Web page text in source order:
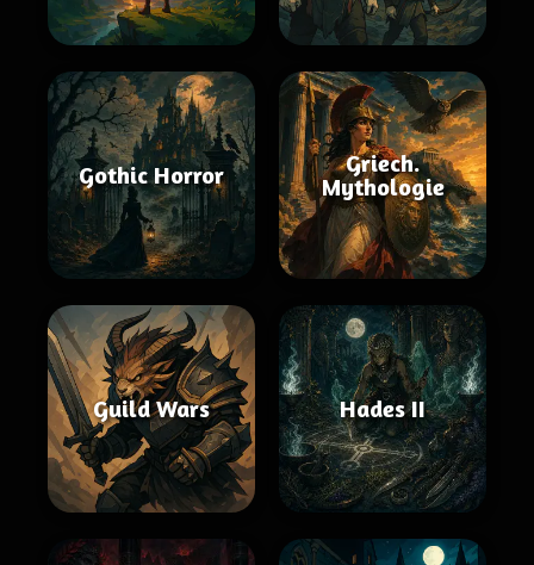
Gothic Horror
Griech.
Mythologie
Guild Wars Hades II